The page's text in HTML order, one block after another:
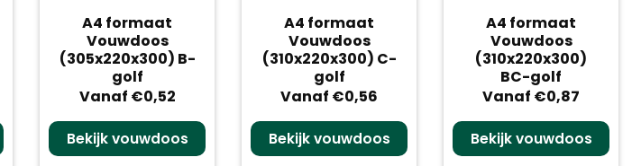
A4 formaat
Vouwdoos
(305x220x300) B-
golf
Vanaf €0,52
Bekijk vouwdoos
A4 formaat
Vouwdoos
(310x220x300) C-
golf
Vanaf €0,56
Bekijk vouwdoos
A4 formaat
Vouwdoos
(310x220x300)
BC-golf
Vanaf €0,87
Bekijk vouwdoos